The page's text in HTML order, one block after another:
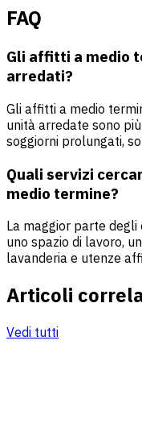
FAQ
Gli affitti a medio
arredati?
Gli affitti a medio
unità arredate sono
soggiorni prolungati,
Quali servizi
medio termine?
La maggior parte
uno spazio di lavoro,
lavanderia e utenze
Articoli
Vedi tutti